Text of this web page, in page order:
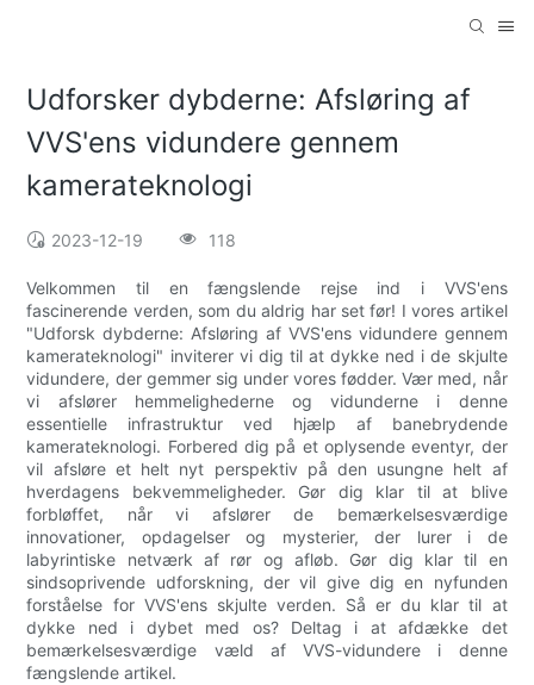
Udforsker dybderne: Afsløring af
VVS'ens vidundere gennem
kamerateknologi
2023-12-19 118
Velkommen til en fængslende rejse ind i VVS'ens
fascinerende verden, som du aldrig har set før! I vores artikel
"Udforsk dybderne: Afsløring af VVS'ens vidundere gennem
kamerateknologi" inviterer vi dig til at dykke ned i de skjulte
vidundere, der gemmer sig under vores fødder. Vær med, når
vi afslører hemmelighederne og vidunderne i denne
essentielle infrastruktur ved hjælp af banebrydende
kamerateknologi. Forbered dig på et oplysende eventyr, der
vil afsløre et helt nyt perspektiv på den usungne helt af
hverdagens bekvemmeligheder. Gør dig klar til at blive
forbløffet, når vi afslører de bemærkelsesværdige
innovationer, opdagelser og mysterier, der lurer i de
labyrintiske netværk af rør og afløb. Gør dig klar til en
sindsoprivende udforskning, der vil give dig en nyfunden
forståelse for VVS'ens skjulte verden. Så er du klar til at
dykke ned i dybet med os? Deltag i at afdække det
bemærkelsesværdige væld af VVS-vidundere i denne
fængslende artikel.